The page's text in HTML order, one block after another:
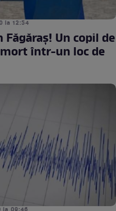
la 12:54
Un copil de
într-un loc de